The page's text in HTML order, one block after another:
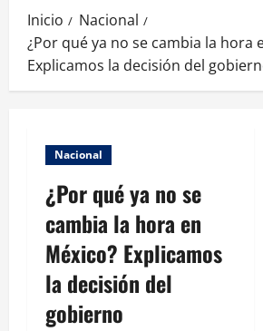
Inicio
Nacional
¿Por qué ya no se cambia la hora
Explicamos la decisión del
Nacional
¿Por qué ya no se
cambia la hora en
México? Explicamos
la decisión del
gobierno